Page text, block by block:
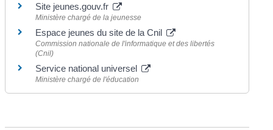
Site jeunes.gouv.fr
Ministère chargé de la jeunesse
Espace jeunes du site de la Cnil
Commission nationale de l'informatique et des libertés
(Cnil)
Service national universel
Ministère chargé de l'éducation